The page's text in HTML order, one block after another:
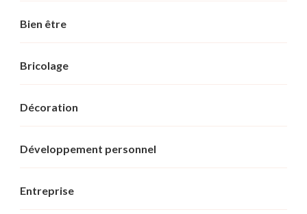
Bien être
Bricolage
Décoration
Développement personnel
Entreprise